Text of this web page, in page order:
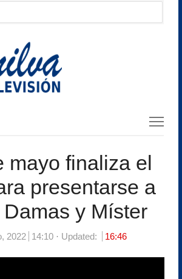
mayo finaliza el
presentarse a
y Míster
2022 14:10 Updated: 16:46